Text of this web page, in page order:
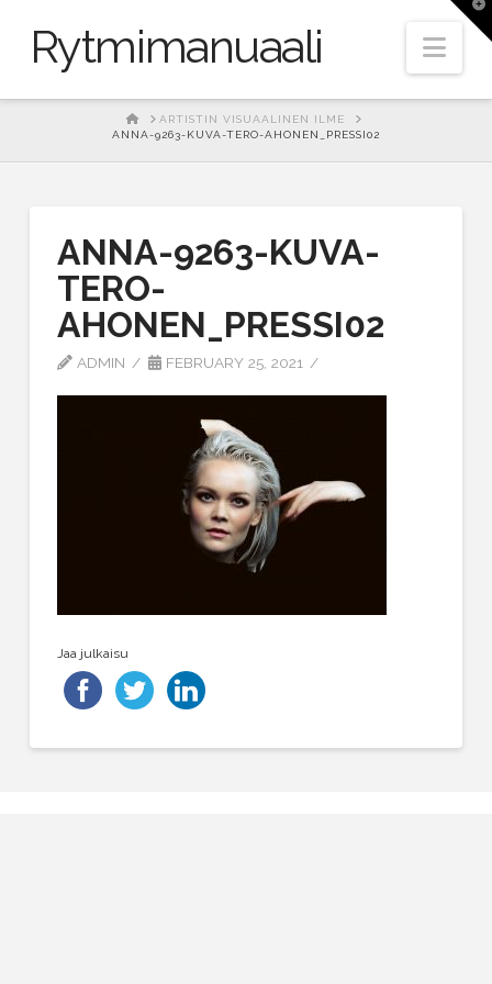
Rytmimanuaali
HOMEARTISTIN VISUAALINEN ILME
ANNA-9263-KUVA-TERO-AHONEN_PRESSI02
ANNA-9263-KUVA-
TERO-
AHONEN_PRESSI02
ADMIN FEBRUARY 25, 2021
Jaa julkaisu